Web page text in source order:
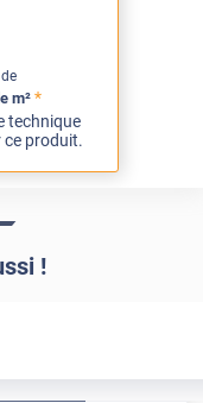
le m² *
technique
ce produit.
!